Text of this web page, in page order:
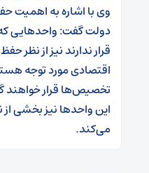
وی با اشاره به اهمیت
دولت گفت: واحدهایی
قرار ندارند نیز از نظر
اقتصادی مورد توجه
تخصیص‌ها قرار خواهند
این واحدها نیز بخشی از
می‌کند.